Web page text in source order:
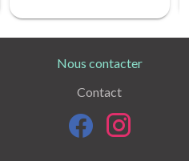
Nous contacter
Contact